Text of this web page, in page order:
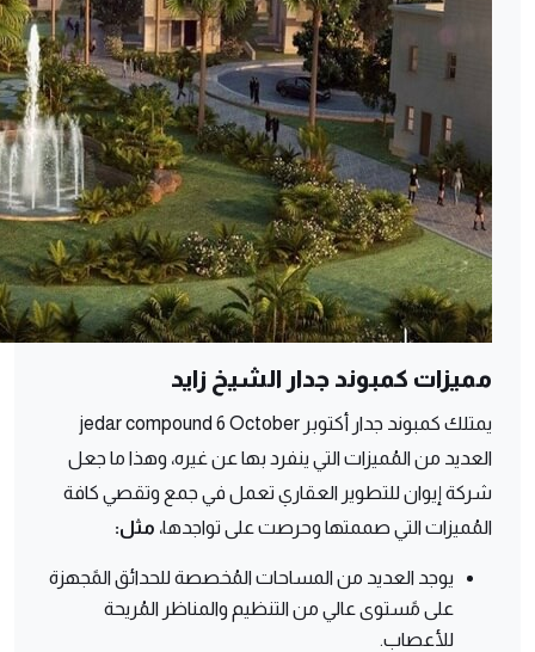
مميزات كمبوند جدار الشيخ زايد
يمتلك كمبوند جدار أكتوبر jedar compound 6 October
العديد من المُميزات التي ينفرد بها عن غيره، وهذا ما جعل
شركة إيوان للتطوير العقاري تعمل في جمع وتقصي كافة
المُميزات التي صممتها وحرصت على تواجدها، مثل:
يوجد العديد من المساحات المُخصصة للحدائق المًجهزة
على مًستوى عالي من التنظيم والمناظر المُريحة
للأعصاب.